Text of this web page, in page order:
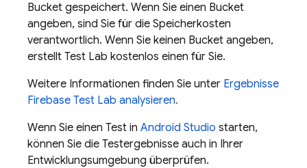
Bucket gespeichert. Wenn Sie einen Bucket
angeben, sind Sie für die Speicherkosten
verantwortlich. Wenn Sie keinen Bucket angeben,
erstellt Test Lab kostenlos einen für Sie.
Weitere Informationen finden Sie unter Ergebnisse
Firebase Test Lab analysieren.
Wenn Sie einen Test in Android Studio starten,
können Sie die Testergebnisse auch in Ihrer
Entwicklungsumgebung überprüfen.